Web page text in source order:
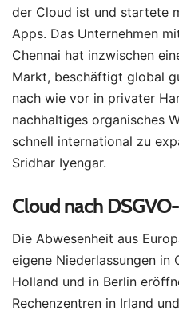
der Cloud ist und startete
Apps. Das Unternehmen
Chennai hat inzwischen
Markt, beschäftigt global
nach wie vor in privater
nachhaltiges organisches
schnell international zu
Sridhar Iyengar.
Cloud nach
Die Abwesenheit aus
eigene Niederlassungen in
Holland und in Berlin
Rechenzentren in Irland